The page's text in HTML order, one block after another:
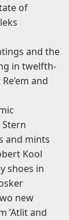
of
and the
in twelfth-
and
Stern
and mints
Kool
shoes in
new
’Atlit and